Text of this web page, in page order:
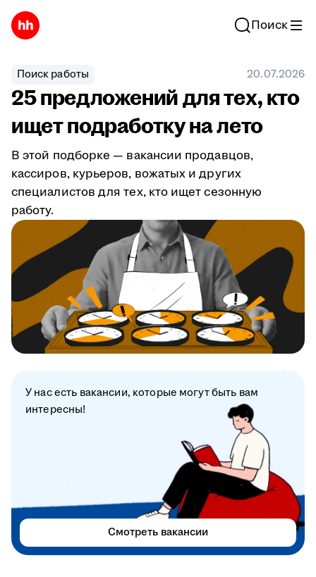
Поиск
Поиск работы 20.07.2026
25 предложений для тех, кто
ищет подработку на лето
В этой подборке — вакансии продавцов,
кассиров, курьеров, вожатых и других
специалистов для тех, кто ищет сезонную
работу.
У нас есть вакансии, которые могут быть вам
интересны!
Смотреть вакансии